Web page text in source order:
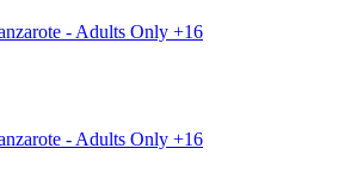
- Adults Only +16
- Adults Only +16